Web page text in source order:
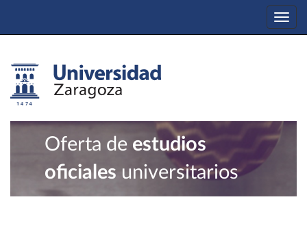
Oferta de estudios
oficiales universitarios